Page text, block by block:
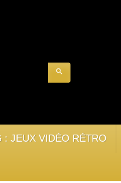
search
: JEUX VIDÉO RÉTRO